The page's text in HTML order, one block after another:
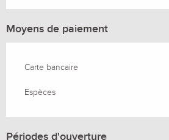
Moyens de paiement
Carte bancaire
Espèces
Périodes d'ouverture